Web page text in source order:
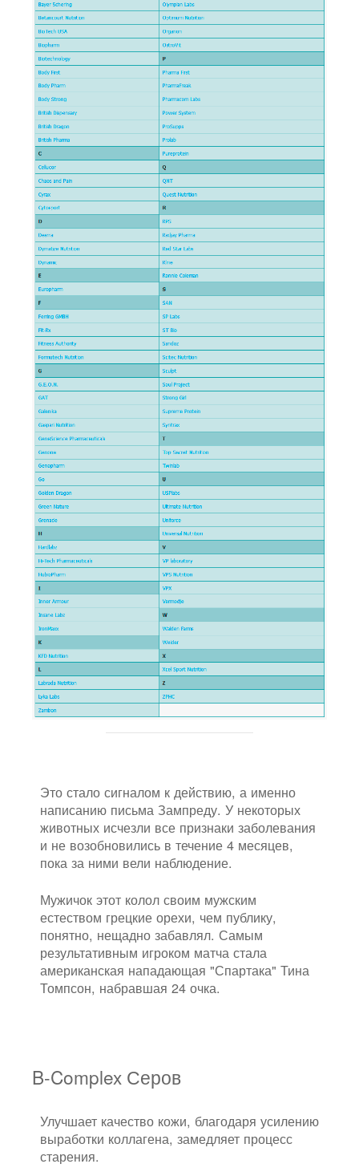
Это стало сигналом к действию, а именно
написанию письма Зампреду. У некоторых
животных исчезли все признаки заболевания
и не возобновились в течение 4 месяцев,
пока за ними вели наблюдение.
Мужичок этот колол своим мужским
естеством грецкие орехи, чем публику,
понятно, нещадно забавлял. Самым
результативным игроком матча стала
американская нападающая "Спартака" Тина
Томпсон, набравшая 24 очка.
B-Complex Серов
Улучшает качество кожи, благодаря усилению
выработки коллагена, замедляет процесс
старения.